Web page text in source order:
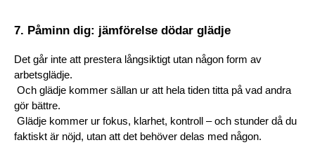
7. Påminn dig: jämförelse dödar glädje
Det går inte att prestera långsiktigt utan någon form av
arbetsglädje.
Och glädje kommer sällan ur att hela tiden titta på vad andra
gör bättre.
Glädje kommer ur fokus, klarhet, kontroll – och stunder då du
faktiskt är nöjd, utan att det behöver delas med någon.